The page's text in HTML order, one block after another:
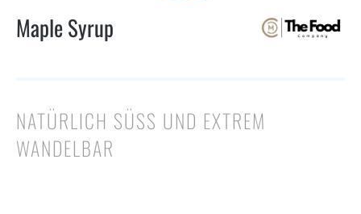
Maple Syrup
NATÜRLICH SÜSS UND EXTREM W
ANDELBAR